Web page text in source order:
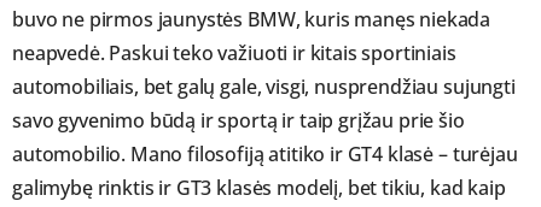
buvo ne pirmos jaunystės BMW, kuris manęs niekada
neapvedė. Paskui teko važiuoti ir kitais sportiniais
automobiliais, bet galų gale, visgi, nusprendžiau sujungti
savo gyvenimo būdą ir sportą ir taip grįžau prie šio
automobilio. Mano filosofiją atitiko ir GT4 klasė – turėjau
galimybę rinktis ir GT3 klasės modelį, bet tikiu, kad kaip